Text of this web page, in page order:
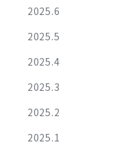
2025.6
2025.5
2025.4
2025.3
2025.2
2025.1